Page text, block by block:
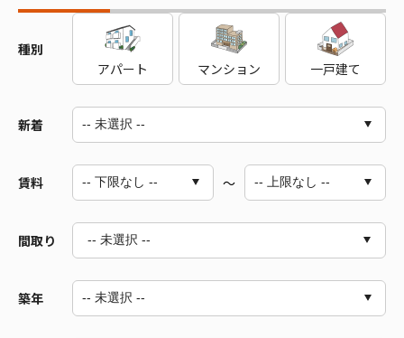
種別
アパート
マンション 一戸建て
新着
賃料 ～
間取り -- 未選択 --
1R～1LDK
築年